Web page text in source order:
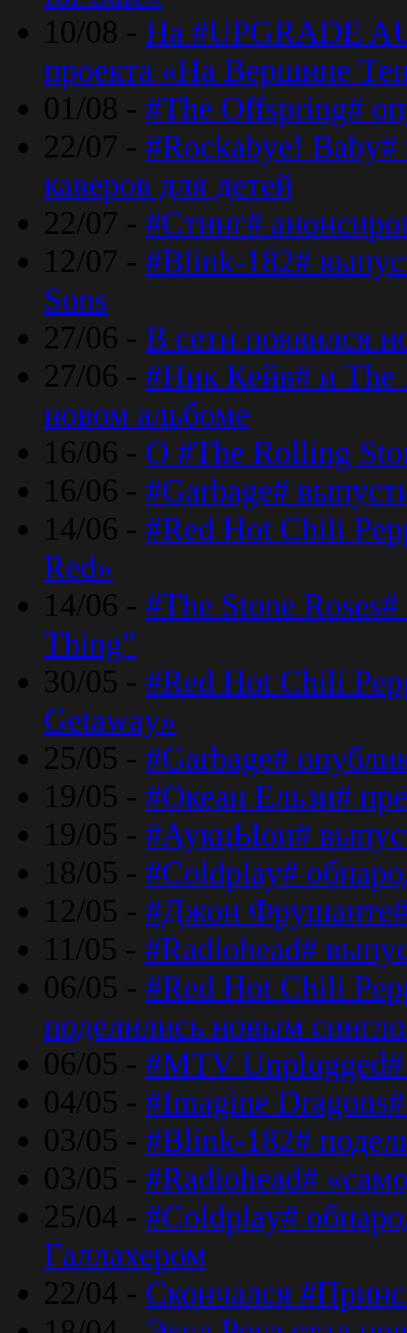
10/08 - На #UPGRADE
проекта «На Вершине
01/08 - #The Offspring#
22/07 - #Rockabye!
каверов для детей
22/07 - #Стинг#
12/07 - #Blink-182#
Sons
27/06 - В сети появился
27/06 - #Ник Кейв# и The
новом альбоме
16/06 - О #The Rolling
16/06 - #Garbage#
14/06 - #Red Hot Chili
Red»
14/06 - #The Stone
Thing”
30/05 - #Red Hot Chili
Getaway»
25/05 - #Garbage#
19/05 - #Океан Ельзи#
19/05 - #АукцЫон#
18/05 - #Coldplay#
12/05 - #Джон
11/05 - #Radiohead#
06/05 - #Red Hot Chili
поделились новым
06/05 - #MTV Unplugged#
04/05 - #Imagine
03/05 - #Blink-182#
03/05 - #Radiohead#
25/04 - #Coldplay#
Галлахером
22/04 - Скончался